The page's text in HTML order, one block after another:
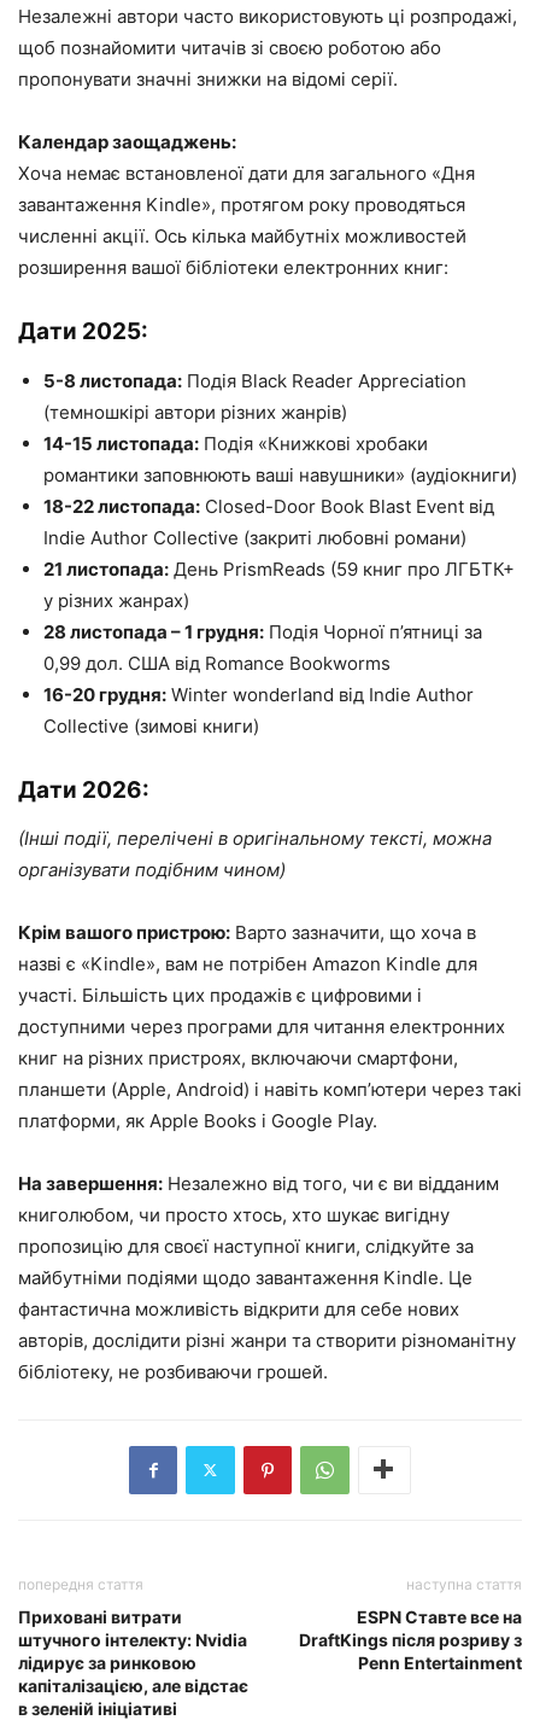
Незалежні автори часто використовують ці розпродажі,
щоб познайомити читачів зі своєю роботою або
пропонувати значні знижки на відомі серії.
Календар заощаджень:
Хоча немає встановленої дати для загального «Дня
завантаження Kindle», протягом року проводяться
численні акції. Ось кілька майбутніх можливостей
розширення вашої бібліотеки електронних книг:
Дати 2025:
5-8 листопада: Подія Black Reader Appreciation
(темношкірі автори різних жанрів)
14-15 листопада: Подія «Книжкові хробаки
романтики заповнюють ваші навушники» (аудіокниги)
18-22 листопада: Closed-Door Book Blast Event від
Indie Author Collective (закриті любовні романи)
21 листопада: День PrismReads (59 книг про ЛГБТК+
у різних жанрах)
28 листопада – 1 грудня: Подія Чорної п’ятниці за
0,99 дол. США від Romance Bookworms
16-20 грудня: Winter wonderland від Indie Author
Collective (зимові книги)
Дати 2026:
(Інші події, перелічені в оригінальному тексті, можна
організувати подібним чином)
Крім вашого пристрою: Варто зазначити, що хоча в
назві є «Kindle», вам не потрібен Amazon Kindle для
участі. Більшість цих продажів є цифровими і
доступними через програми для читання електронних
книг на різних пристроях, включаючи смартфони,
планшети (Apple, Android) і навіть комп’ютери через такі
платформи, як Apple Books і Google Play.
На завершення: Незалежно від того, чи є ви відданим
книголюбом, чи просто хтось, хто шукає вигідну
пропозицію для своєї наступної книги, слідкуйте за
майбутніми подіями щодо завантаження Kindle. Це
фантастична можливість відкрити для себе нових
авторів, дослідити різні жанри та створити різноманітну
бібліотеку, не розбиваючи грошей.
попередня стаття
Приховані витрати
штучного інтелекту: Nvidia
лідирує за ринковою
капіталізацією, але відстає
в зеленій ініціативі
наступна стаття
ESPN Ставте все на
DraftKings після розриву з
Penn Entertainment